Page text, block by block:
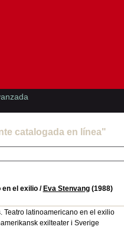
catalogada en línea"
en el exilio/ Eva Stenvang(1988)
Teatro latinoamericano en el exilio
exilteater i Sverige